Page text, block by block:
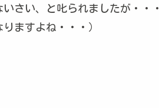
さい、と叱られましたが・・・
ますよね・・・）